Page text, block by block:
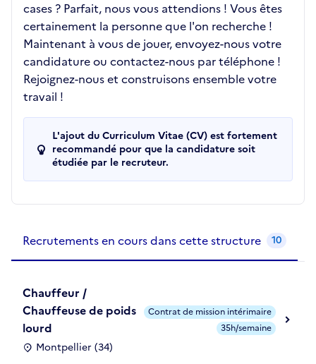
cases ? Parfait, nous vous attendions ! Vous êtes
certainement la personne que l'on recherche !
Maintenant à vous de jouer, envoyez-nous votre
candidature ou contactez-nous par téléphone !
Rejoignez-nous et construisons ensemble votre
travail !
L'ajout du Curriculum Vitae (CV) est fortement
recommandé pour que la candidature soit
étudiée par le recruteur.
Recrutements en cours dans cette structure 10
Chauffeur /
Chauffeuse de poids
lourd
Montpellier (34)
Contrat de mission intérimaire
35h/semaine